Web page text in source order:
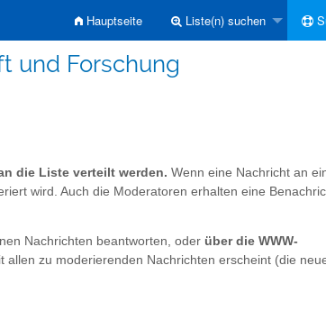
Hauptseite Liste(n) suchen
und Forschung
die Liste verteilt werden. Wenn eine Nachricht an
wird. Auch die Moderatoren erhalten eine
Nachrichten beantworten, oder über die WWW-
allen zu moderierenden Nachrichten erscheint (die